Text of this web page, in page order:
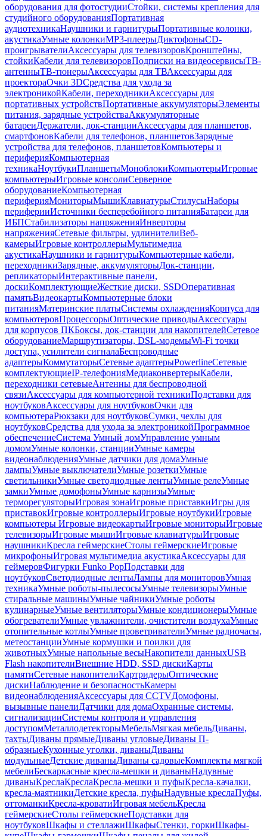
оборудования для фотостудииСтойки, системы крепления для
студийного оборудованияПортативная
аудиотехникаНаушники и гарнитурыПортативные колонки,
акустикаУмные колонкиMP3-плеерыДиктофоныCD-
проигрывателиАксессуары для телевизоровКронштейны,
стойкиКабели для телевизоровПодписки на видеосервисыТВ-
антенныТВ-тюнерыАксессуары для ТВАксессуары для
проектораОчки 3DСредства для ухода за
электроникойКабели, переходникиАксессуары для
портативных устройствПортативные аккумуляторыЭлементы
питания, зарядные устройстваАккумуляторные
батареиДержатели, док-станцииАксессуары для планшетов,
смартфоновКабели для телефонов, планшетовЗарядные
устройства для телефонов, планшетовКомпьютеры и
периферияКомпьютерная
техникаНоутбукиПланшетыМоноблокиКомпьютерыИгровые
компьютерыИгровые консолиСерверное
оборудованиеКомпьютерная
периферияМониторыМышиКлавиатурыСтилусыНаборы
периферииИсточники бесперебойного питанияБатареи для
ИБПСтабилизаторы напряженияИнверторы
напряженияСетевые фильтры, удлинителиВеб-
камерыИгровые контроллерыМультимедиа
акустикаНаушники и гарнитурыКомпьютерные кабели,
переходникиЗарядные, аккумуляторыДок-станции,
репликаторыИнтерактивные панели,
доскиКомплектующиеЖесткие диски, SSDОперативная
памятьВидеокартыКомпьютерные блоки
питанияМатеринские платыСистемы охлажденияКорпуса для
компьютеровПроцессорыОптические приводыАксессуары
для корпусов ПКБоксы, док-станции для накопителейСетевое
оборудованиеМаршрутизаторы, DSL-модемыWi-Fi точки
доступа, усилители сигналаБеспроводные
адаптерыКоммутаторыСетевые адаптерыPowerlineСетевые
комплектующиеIP-телефонияМедиаконвертерыКабели,
переходники сетевыеАнтенны для беспроводной
связиАксессуары для компьютерной техникиПодставки для
ноутбуковАксессуары для ноутбуковОчки для
компьютераРюкзаки для ноутбуковСумки, чехлы для
ноутбуковСредства для ухода за электроникойПрограммное
обеспечениеСистема Умный домУправление умным
домомУмные колонки, станцииУмные камеры
видеонаблюденияУмные датчики для домаУмные
лампыУмные выключателиУмные розеткиУмные
светильникиУмные светодиодные лентыУмные релеУмные
замкиУмные домофоныУмные карнизыУмные
терморегуляторыИгровая зонаИгровые приставкиИгры для
приставокИгровые контроллерыИгровые ноутбукиИгровые
компьютеры Игровые видеокартыИгровые мониторыИгровые
телевизорыИгровые мышиИгровые клавиатурыИгровые
наушникиКресла геймерскиеСтолы геймерскиеИгровые
микрофоныИгровая мультимедиа акустикаАксессуары для
геймеровФигурки Funko PopПодставки для
ноутбуковСветодиодные лентыЛампы для мониторовУмная
техникаУмные роботы-пылесосыУмные телевизорыУмные
стиральные машиныУмные чайникиУмные роботы
кулинарныеУмные вентиляторыУмные кондиционерыУмные
обогревателиУмные увлажнители, очистители воздухаУмные
отопительные котлыУмные проветривателиУмные радиочасы,
метеостанцииУмные кормушки и поилки для
животныхУмные напольные весыНакопители данныхUSB
Flash накопителиВнешние HDD, SSD дискиКарты
памятиСетевые накопителиКартридерыОптические
дискиНаблюдение и безопасностьКамеры
видеонаблюденияАксессуары для CCTVДомофоны,
вызывные панелиДатчики для домаОхранные системы,
сигнализацииСистемы контроля и управления
доступомМеталлодетекторыМебельМягкая мебельДиваны,
тахтыДиваны прямыеДиваны угловыеДиваны П-
образныеКухонные уголки, диваныДиваны
модульныеДетские диваныДиваны садовыеКомплекты мягкой
мебелиБескаркасные кресла-мешки и диваныНадувные
диваныКреслаКреслаКресла-мешки и пуфыКресла-качалки,
кресла-маятникиДетские кресла, пуфыНадувные креслаПуфы,
оттоманкиКресла-кроватиИгровая мебельКресла
геймерскиеСтолы геймерскиеПодставки для
ноутбуковШкафы и стеллажиШкафыСтенки, горкиШкафы-